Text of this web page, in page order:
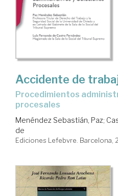
Accidente de
procedimientos administrativos y soluciones
procesales
Menéndez Sebastián, Paz;
de
Ediciones Lefebvre. Barcelona,